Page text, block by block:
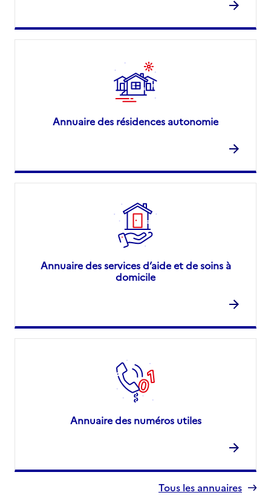
Annuaire des résidences autonomie
Annuaire des services d’aide et de soins à
domicile
Annuaire des numéros utiles
Tous les annuaires